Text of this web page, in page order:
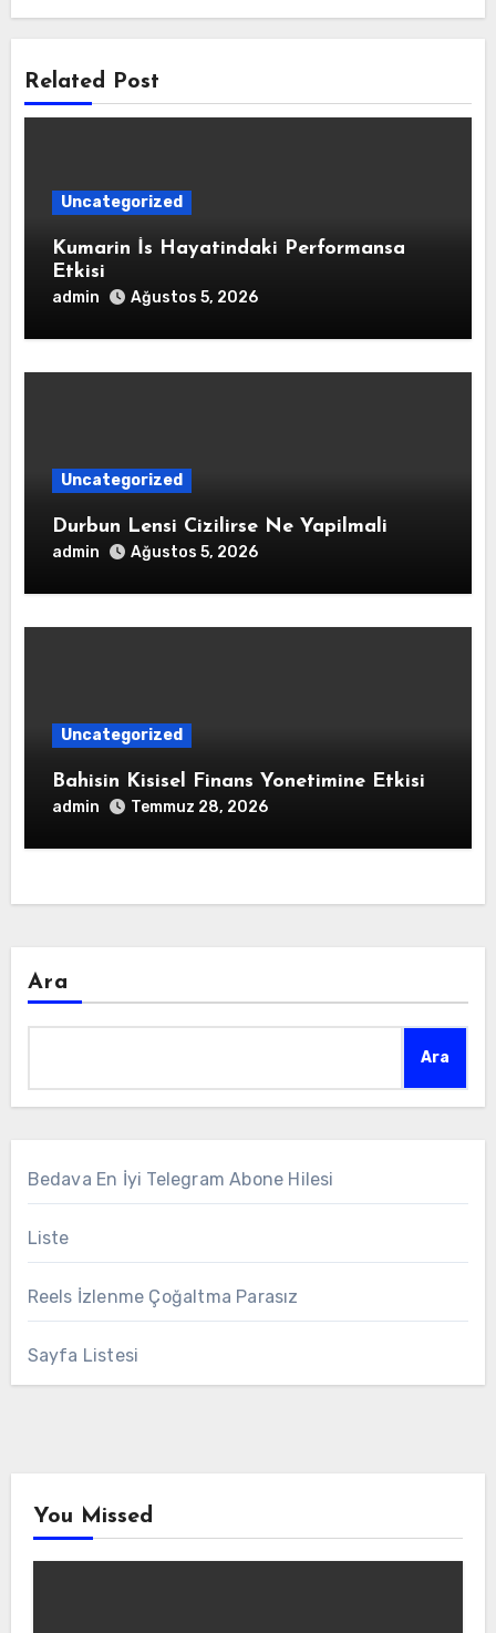
Related Post
Uncategorized
Kumarin İs Hayatindaki Performansa
Etkisi
admin Ağustos 5, 2026
Uncategorized
Durbun Lensi Cizilirse Ne Yapilmali
admin Ağustos 5, 2026
Uncategorized
Bahisin Kisisel Finans Yonetimine Etkisi
admin Temmuz 28, 2026
Ara
Ara
Bedava En İyi Telegram Abone Hilesi
Liste
Reels İzlenme Çoğaltma Parasız
Sayfa Listesi
You Missed